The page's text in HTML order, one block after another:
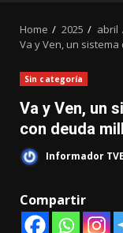
Home 2025 abril
Va y Ven, un
Sin categoría
Va y Ven, un
con deuda
Informador TVE
Compartir